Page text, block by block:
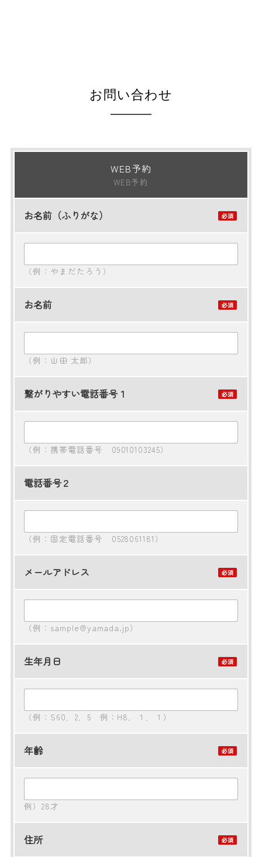
お問い合わせ
WEB予約
WEB予約
お名前（ふりがな）
（例：やまだたろう）
お名前
（例：山田 太郎）
繋がりやすい電話番号１
（例：携帯電話番号 09010103245）
電話番号２
（例：固定電話番号 0528061181）
メールアドレス
（例：sample@yamada.jp）
生年月日
（例：S60．2．5 例：H8．１．１）
年齢
例）28才
住所